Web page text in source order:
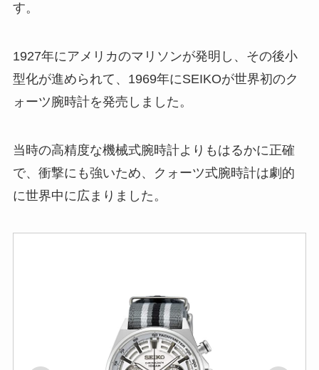
す。
1927年にアメリカのマリソンが発明し、その後小
型化が進められて、1969年にSEIKOが世界初のク
ォーツ腕時計を発売しました。
当時の高精度な機械式腕時計よりもはるかに正確
で、衝撃にも強いため、クォーツ式腕時計は劇的
に世界中に広まりました。